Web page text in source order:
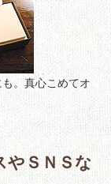
。真心こめてオ
やＳＮＳな